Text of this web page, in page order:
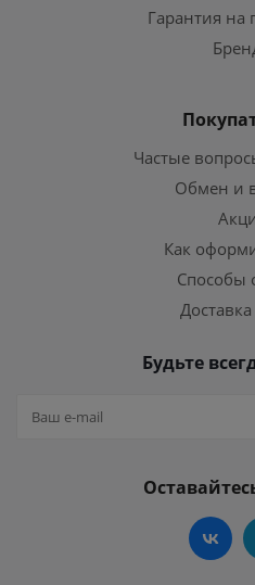
Гарантия на
Частые
Обмен и
Как
Способы
Доставка
Будьте